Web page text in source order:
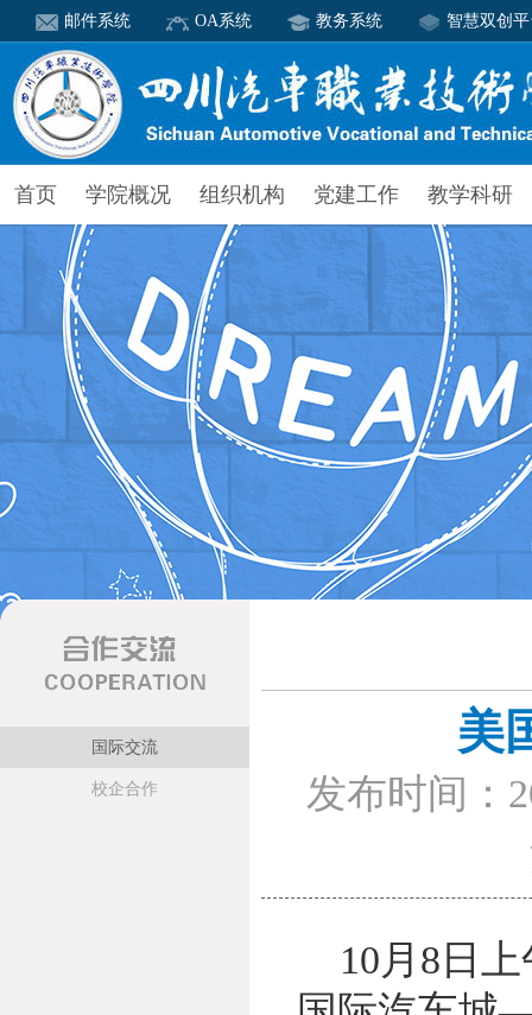
邮件系统 OA系统 教务系统 智慧双创
首页 学院概况 组织机构 党建工作 教学科研
国际交流
校企合作
美
发布时间：
10月8日上